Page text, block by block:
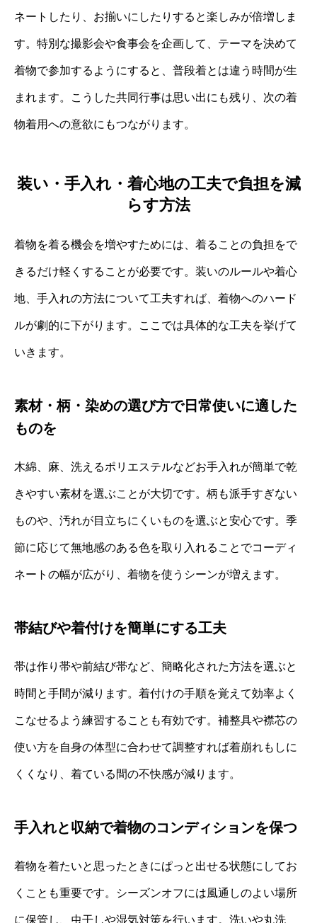
ネートしたり、お揃いにしたりすると楽しみが倍増しま
す。特別な撮影会や食事会を企画して、テーマを決めて
着物で参加するようにすると、普段着とは違う時間が生
まれます。こうした共同行事は思い出にも残り、次の着
物着用への意欲にもつながります。
装い・手入れ・着心地の工夫で負担を減
らす方法
着物を着る機会を増やすためには、着ることの負担をで
きるだけ軽くすることが必要です。装いのルールや着心
地、手入れの方法について工夫すれば、着物へのハード
ルが劇的に下がります。ここでは具体的な工夫を挙げて
いきます。
素材・柄・染めの選び方で日常使いに適した
ものを
木綿、麻、洗えるポリエステルなどお手入れが簡単で乾
きやすい素材を選ぶことが大切です。柄も派手すぎない
ものや、汚れが目立ちにくいものを選ぶと安心です。季
節に応じて無地感のある色を取り入れることでコーディ
ネートの幅が広がり、着物を使うシーンが増えます。
帯結びや着付けを簡単にする工夫
帯は作り帯や前結び帯など、簡略化された方法を選ぶと
時間と手間が減ります。着付けの手順を覚えて効率よく
こなせるよう練習することも有効です。補整具や襟芯の
使い方を自身の体型に合わせて調整すれば着崩れもしに
くくなり、着ている間の不快感が減ります。
手入れと収納で着物のコンディションを保つ
着物を着たいと思ったときにぱっと出せる状態にしてお
くことも重要です。シーズンオフには風通しのよい場所
に保管し、虫干しや湿気対策を行います。洗いや丸洗